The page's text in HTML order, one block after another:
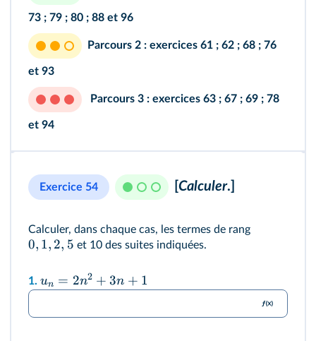
73 ; 79 ; 80 ; 88 et 96
Parcours 2 : exercices 61 ; 62 ; 68 ; 76
et 93
Parcours 3 : exercices 63 ; 67 ; 69 ; 78
et 94
Exercice 54 Calculer.]
Calculer, dans chaque cas, les termes de rang
0, 1, 2, 5 et 10 des suites indiquées.
1. un = 2n2 + 3n + 1